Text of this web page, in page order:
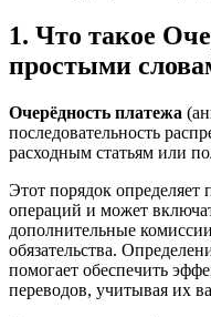
1. Что такое
простыми
Очерёдность платежа
последовательность
расходным статьям или
Этот порядок определяет
операций и может
дополнительные
обязательства.
помогает обеспечить
переводов, учитывая их